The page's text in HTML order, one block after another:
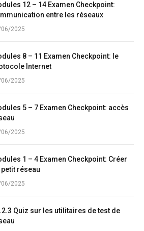
12 – 14 Examen Checkpoint:
entre les réseaux
2025
8 – 11 Examen Checkpoint: le
Internet
2025
5 – 7 Examen Checkpoint: accès
2025
1 – 4 Examen Checkpoint: Créer
petit réseau
2025
Quiz sur les utilitaires de test de